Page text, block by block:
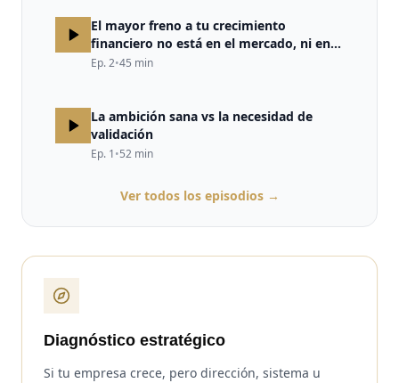
El mayor freno a tu crecimiento
financiero no está en el mercado, ni en
la estrategia, ni en la falta de
Ep.2•45 min
La ambición sana vs la necesidad de
validación
Ep. 1•52 min
Ver todos los episodios →
Diagnóstico estratégico
Si tu empresa crece, pero dirección, sistema u